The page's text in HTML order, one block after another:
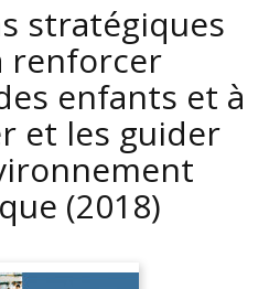
stratégiques
renforcer
enfants et à
et les guider
(2018)